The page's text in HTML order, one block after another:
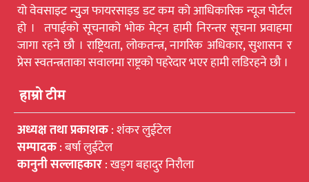
यो वेवसाइट न्युुज फायरसाइड डट कम को आधिकारिक न्यूज पोर्टल
हो । तपाईको सूचनाको भोक मेट्न हामी निरन्तर सूचना प्रवाहमा
जागा रहने छौ । राष्ट्रियता, लोकतन्त्र, नागरिक अधिकार, सुशासन र
प्रेस स्वतन्त्रताका सवालमा राष्ट्रको पहरेदार भएर हामी लडिरहने छौ ।
हाम्रो टीम
अध्यक्ष तथा प्रकाशक: शंकर लुईटेल
सम्पादक: बर्षा लुईटेल
कानुनी सल्लाहकार: खड्ग बहादुर निरौला